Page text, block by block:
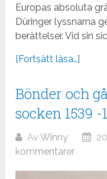
Europas absoluta
Düringer lyssnarna
berättelser. Vid sin
[Fortsätt läsa…]
Bönder och
socken 1539 -
AvWinny
kommentarer